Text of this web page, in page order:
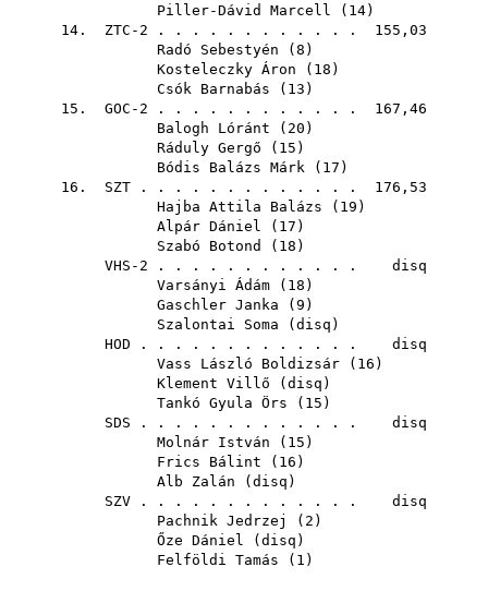
Piller-Dávid Marcell ( 14)
14. ZTC-2 . . . . . . . . . . . . 155,03
Radó Sebestyén ( 8 )
Kosteleczky Áron ( 18 )
Csók Barnabás ( 13 )
15. GOC-2 . . . . . . . . . . . . 167,46
Balogh Lóránt ( 20 )
Ráduly Gergő ( 15 )
Bódis Balázs Márk ( 17 )
16. SZT . . . . . . . . . . . . . 176,53
Hajba Attila Balázs ( 19 )
Alpár Dániel ( 17 )
Szabó Botond
( 18 )
VHS-2 . . . . . . . . . . . . disq
Varsányi Ádám ( 18 )
Gaschler Janka ( 9 )
Szalontai Soma ( disq )
HOD . . . . . . . . . . . . . disq
Vass László Boldizsár ( 16 )
Klement Villő ( disq )
Tankó Gyula Örs ( 15 )
SDS . . . . . . . . . . . . . disq
Molnár István ( 15 )
Frics Bálint ( 16 )
Alb Zalán ( disq )
SZV . . . . . . . . . . . . . disq
Pachnik Jedrzej
( 2 )
Őze Dániel ( disq )
Felföldi Tamás ( 1 )